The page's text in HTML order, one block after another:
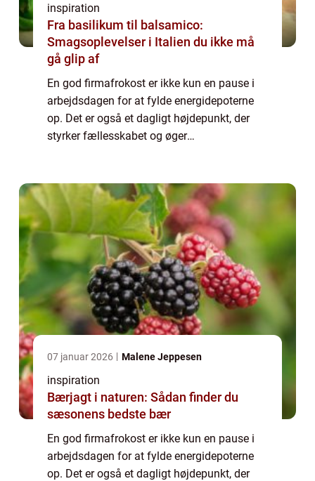
inspiration
Fra basilikum til balsamico:
Smagsoplevelser i Italien du ikke må
gå glip af
En god firmafrokost er ikke kun en pause i
arbejdsdagen for at fylde energidepoterne
op. Det er også et dagligt højdepunkt, der
styrker fællesskabet og øger
07 januar 2026 Malene Jeppesen
inspiration
Bærjagt i naturen: Sådan finder du
sæsonens bedste bær
En god firmafrokost er ikke kun en pause i
arbejdsdagen for at fylde energidepoterne
op. Det er også et dagligt højdepunkt, der